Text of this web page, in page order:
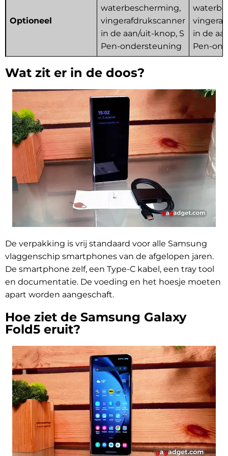
Optioneel
waterbescherming,
vingerafdrukscanner
in de aan/uit-knop, S
Pen-ondersteuning
in de
Pen-
Wat zit er in de doos?
De verpakking is vrij standaard voor alle Samsung
vlaggenschip smartphones van de afgelopen jaren.
De smartphone zelf, een Type-C kabel, een tray tool
en documentatie. De voeding en het hoesje moeten
apart worden aangeschaft.
Hoe ziet de Samsung Galaxy
Fold5 eruit?